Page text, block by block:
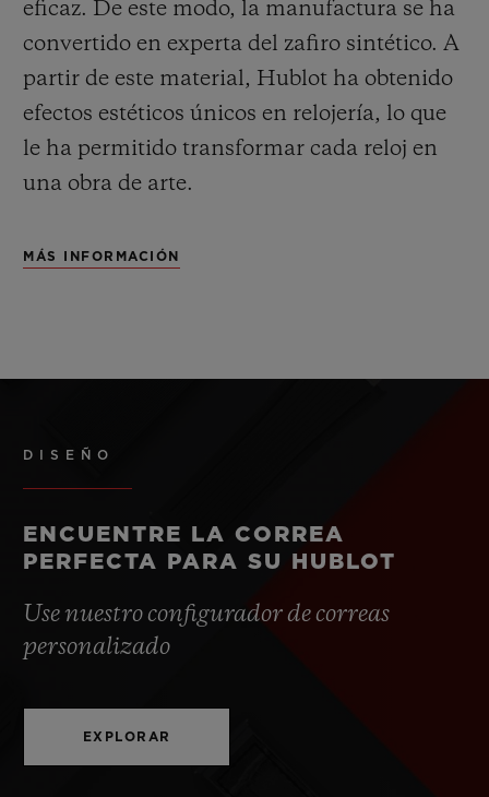
eficaz. De este modo, la manufactura se ha
convertido en experta del zafiro sintético. A
partir de este material, Hublot ha obtenido
efectos estéticos únicos en relojería, lo que
le ha permitido transformar cada reloj en
una obra de arte.
MÁS INFORMACIÓN
DISEÑO
ENCUENTRE LA CORREA
PERFECTA PARA SU HUBLOT
Use nuestro configurador de correas
personalizado
EXPLORAR